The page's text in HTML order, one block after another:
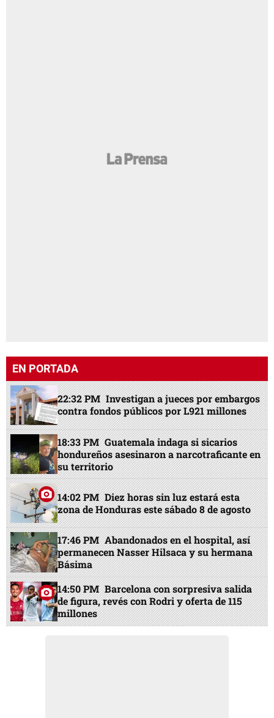
EN PORTADA
22:32 PM Investigan a jueces por embargos
contra fondos públicos por L921 millones
18:33 PM Guatemala indaga si sicarios
hondureños asesinaron a narcotraficante en
su territorio
14:02 PM Diez horas sin luz estará esta
zona de Honduras este sábado 8 de agosto
17:46 PM Abandonados en el hospital, así
permanecen Nasser Hilsaca y su hermana
Básima
14:50 PM Barcelona con sorpresiva salida
de figura, revés con Rodri y oferta de 115
millones